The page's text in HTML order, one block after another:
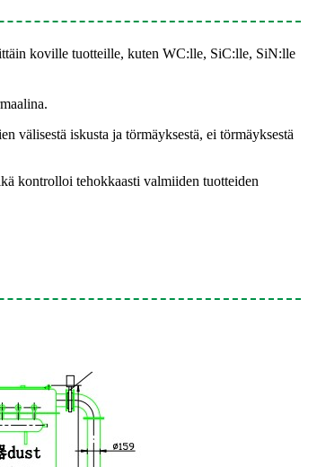
koville tuotteille, kuten WC:lle, SiC:lle, SiN:lle
välisestä iskusta ja törmäyksestä, ei törmäyksestä
kontrolloi tehokkaasti valmiiden tuotteiden